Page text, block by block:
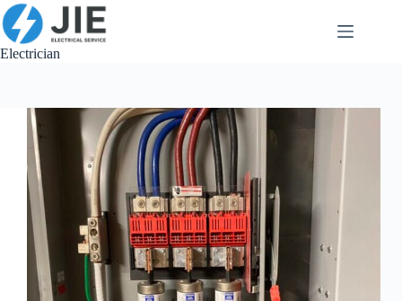
跳
至
内
Electrician